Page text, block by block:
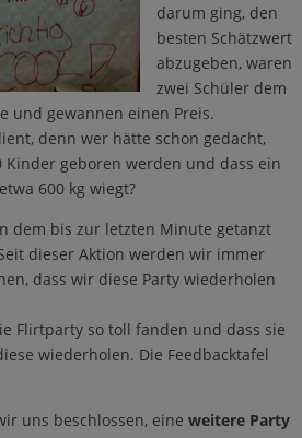
darum ging, den
besten Schätzwert
abzugeben, waren
zwei Schüler dem
und gewannen einen Preis.
denn wer hätte schon gedacht,
Kinder geboren werden und dass ein
600 kg wiegt?
dem bis zur letzten Minute getanzt
dieser Aktion werden wir immer
dass wir diese Party wiederholen
Flirtparty so toll fanden und dass sie
wiederholen. Die Feedbacktafel
uns beschlossen, eine weitere Party